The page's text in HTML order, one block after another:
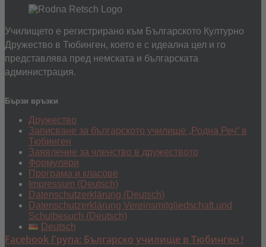
Училището е регистрирано към Българското Културно
Дружество в Тюбинген, което е с идеална цел и го
представлява пред немската и българската
администрация.
Бързи връзки
Дружество
Записване за българското училище „Родна Реч“ в
Тюбинген
Заявление за членство в дружеството
Формуляри
Програма и класове
Impressum (Deutsch)
Datenschutzerklärung (Deutsch)
Datenschutzerklärung Vereinsmitgliedschaft und
Schulbesuch (Deutsch)
Deutsch
Facebook Група: Българско училище в Тюбинген !